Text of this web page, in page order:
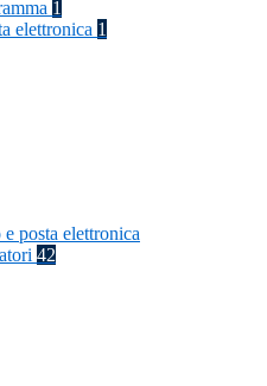
1
elettronica 1
posta elettronica
42